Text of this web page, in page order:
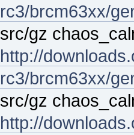
rc3/brcm63xx/
src/gz
http://
rc3/brcm63xx/
src/gz
http://